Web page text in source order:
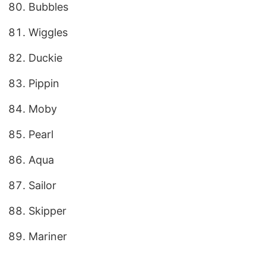
Bubbles
Wiggles
Duckie
Pippin
Moby
Pearl
Aqua
Sailor
Skipper
Mariner